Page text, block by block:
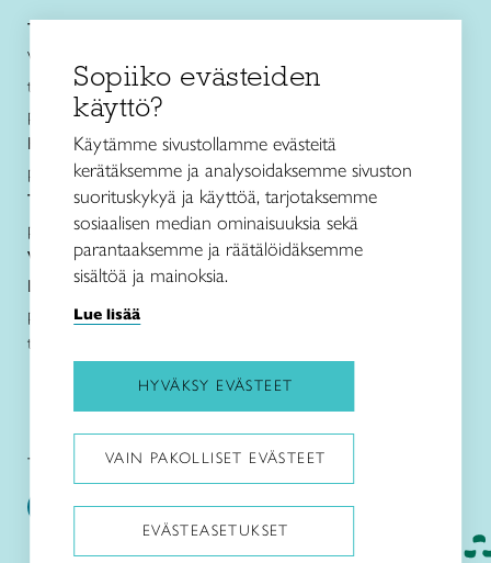
Taito Pirkanmaa ry
Vuolteentori 2, 33100 Tampere
toimisto@taitopirkanmaa.fi
p. 050 471 0691
Käsityö- ja muotoilukoulu Näpsä
p. 050 560 6332
Taito Shop Tampere
p. 050 598 4367
Verkkokauppa
Lanka- ja ohjetiedustelut sekä jälleenmyynti
p. 050 594 1917
taitopirkanmaa@taitopirkanmaa.fi
Käsityö- ja muotoilukoulu Näpsä:
Taito Pirkanmaa:
Sopiiko evästeiden
käyttö?
Käytämme sivustollamme evästeitä
kerätäksemme ja analysoidaksemme sivuston
suorituskykyä ja käyttöä, tarjotaksemme
sosiaalisen median ominaisuuksia sekä
parantaaksemme ja räätälöidäksemme
sisältöä ja mainoksia.
Lue lisää
HYVÄKSY EVÄSTEET
VAIN PAKOLLISET EVÄSTEET
EVÄSTEASETUKSET